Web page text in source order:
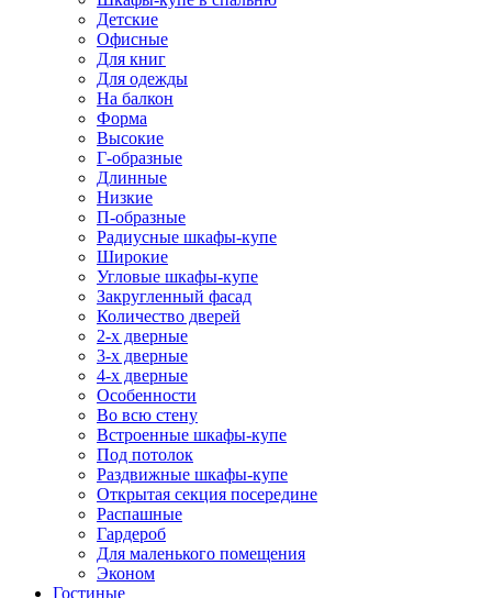
Детские
Офисные
Для книг
Для одежды
На балкон
Форма
Высокие
Г-образные
Длинные
Низкие
П-образные
Радиусные шкафы-купе
Широкие
Угловые шкафы-купе
Закругленный фасад
Количество дверей
2-х дверные
3-х дверные
4-х дверные
Особенности
Во всю стену
Встроенные шкафы-купе
Под потолок
Раздвижные шкафы-купе
Открытая секция посередине
Распашные
Гардероб
Для маленького помещения
Эконом
Гостиные